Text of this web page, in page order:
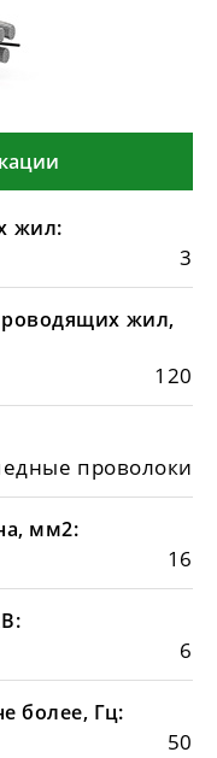
жил:
3
жил,
120
проволоки
мм2:
16
6
более, Гц:
50